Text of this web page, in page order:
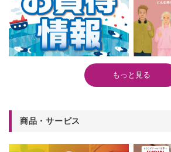
もっと見る
商品・サービス